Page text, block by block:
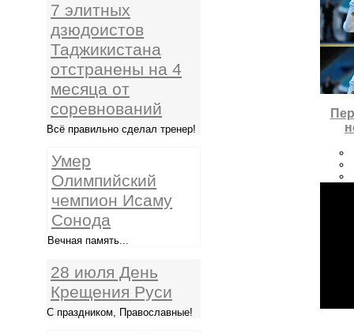
7 элитных
дзюдоистов
Таджикистана
отстранены на 4
месяца от
соревнований
Всё правильно сделал тренер!
Умер
Олимпийский
чемпион Исаму
Сонода
Вечная память...
28 июля День
Крещения Руси
С праздником, Православные!